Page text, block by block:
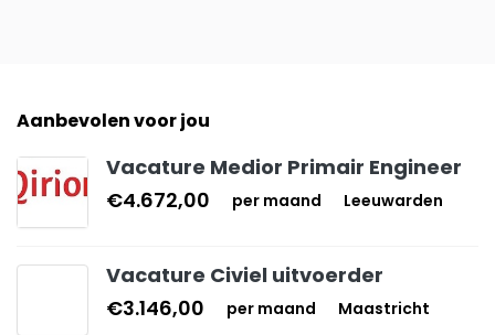
Aanbevolen voor jou
Vacature Medior Primair Engineer
€4.672,00
per maand Leeuwarden
Vacature Civiel uitvoerder
€3.146,00
per maand Maastricht